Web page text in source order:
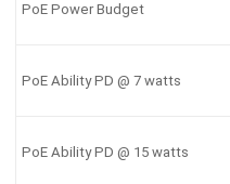
PoE Power Budget
PoE Ability PD @ 7 watts
PoE Ability PD @ 15 watts